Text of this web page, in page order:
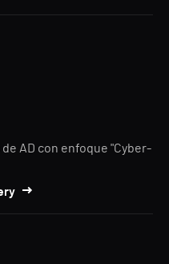
AD con enfoque "Cyber-